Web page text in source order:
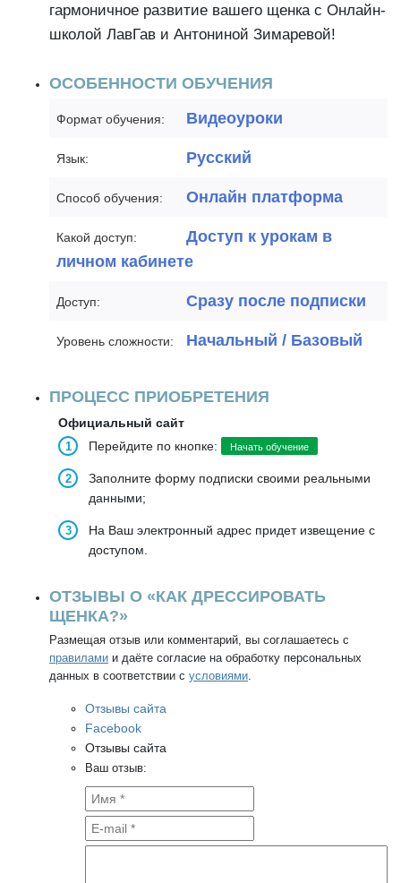
гармоничное развитие вашего щенка с Онлайн-
школой ЛавГав и Антониной Зимаревой!
ОСОБЕННОСТИ ОБУЧЕНИЯ
Формат обучения: Видеоуроки
Язык: Русский
Способ обучения: Онлайн платформа
Какой доступ:
Доступ к урокам в
личном кабинете
Доступ: Сразу после подписки
Уровень сложности: Начальный / Базовый
ПРОЦЕСС ПРИОБРЕТЕНИЯ
Официальный сайт
Перейдите по кнопке:
Начать обучение
Заполните форму подписки своими реальными
данными;
На Ваш электронный адрес придет извещение с
доступом.
ОТЗЫВЫ О «КАК ДРЕССИРОВАТЬ
ЩЕНКА?»
Размещая отзыв или комментарий, вы соглашаетесь с
правилами и даёте согласие на обработку персональных
данных в соответствии с условиями.
Отзывы сайта
Facebook
Отзывы сайта
Ваш отзыв: